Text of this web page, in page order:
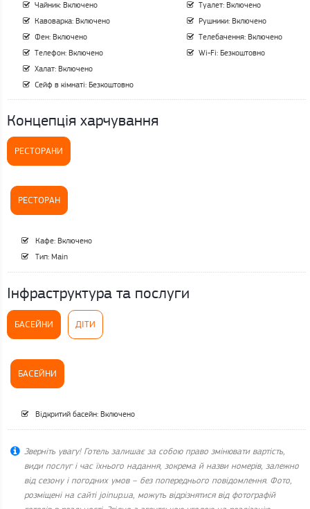
Чайник: Включено
Кавоварка: Включено
Фен: Включено
Телефон: Включено
Халат: Включено
Сейф в кімнаті: Безкоштовно
Туалет: Включено
Рушники: Включено
Телебачення: Включено
Wi-Fi: Безкоштовно
Концепція харчування
РЕСТОРАНИ
РЕСТОРАН
Кафе: Включено
Тип: Main
Інфраструктура та послуги
БАСЕЙНИ ДІТИ
БАСЕЙНИ
Відкритий басейн: Включено
Зверніть увагу! Готель залишає за собою право змінювати вартість,
види послуг і час їхнього надання, зокрема й назви номерів, залежно
від сезону і погодних умов – без попереднього повідомлення. Фото,
розміщені на сайті joinup.ua, можуть відрізнятися від фотографій